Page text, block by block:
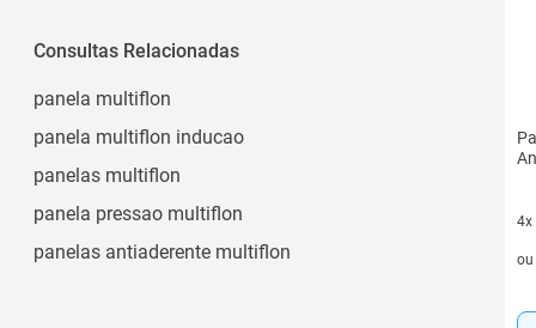
5l a 6,9l
Ver todos
Cinza
Consultas Relacionadas
panela multiflon
panela multiflon inducao
panelas multiflon
panela pressao multiflon
panelas antiaderente multiflon
4x
4
ou